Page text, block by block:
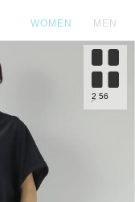
WOMEN MEN
2 56